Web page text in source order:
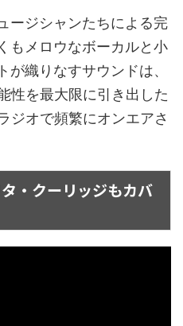
ージシャンたちによる完
もメロウなボーカルと小
織りなすサウンドは、
性を最大限に引き出した
ジオで頻繁にオンエアさ
・クーリッジもカバ